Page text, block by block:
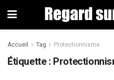
Accueil Tag Protectionnisme
Étiquette :